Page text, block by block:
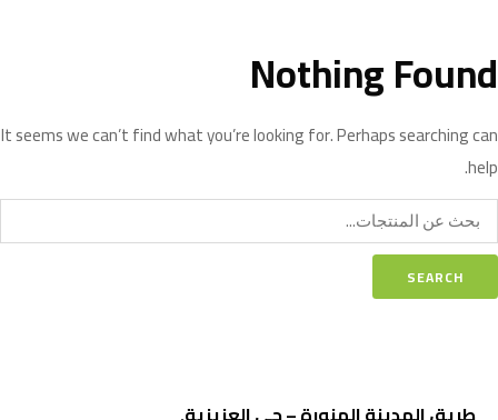
Nothing Found
It seems we can’t find what you’re looking for. Perhaps searching can
help.
SEARCH